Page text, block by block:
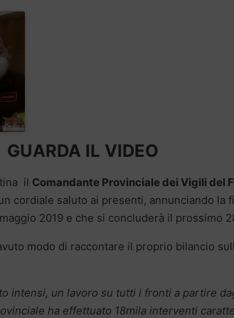
GUARDA IL VIDEO
il Comandante Provinciale dei Vigili del
cordiale saluto ai presenti, annunciando la
2019 e che si concluderà il prossimo
modo di raccontare il proprio bilancio
intensi, un lavoro su tutti i fronti a partire
ha effettuato 18mila interventi